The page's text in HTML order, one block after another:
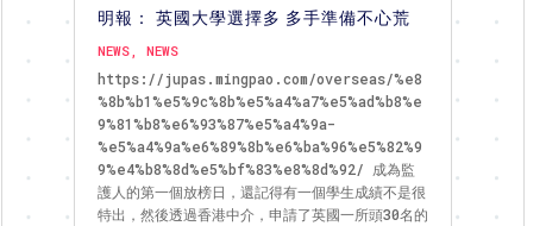
明報： 英國大學選擇多 多手準備不心荒
NEWS, NEWS
https://jupas.mingpao.com/overseas/%e8
%8b%b1%e5%9c%8b%e5%a4%a7%e5%ad%b8%e
9%81%b8%e6%93%87%e5%a4%9a-
%e5%a4%9a%e6%89%8b%e6%ba%96%e5%82%9
9%e4%b8%8d%e5%bf%83%e8%8d%92/ 成為監
護人的第一個放榜日，還記得有一個學生成績不是很
特出，然後透過香港中介，申請了英國一所頭30名的